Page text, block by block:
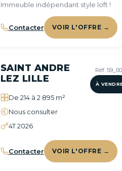
Immeuble indépendant style loft !
Contacter VOIR L'OFFRE →
Réf.
À
SAINT ANDRE
LEZ LILLE
De 214 à 2 895 m²
Nous consulter
4T 2026
Contacter VOIR L'OFFRE →